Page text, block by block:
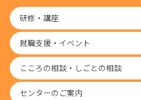
研修・講座
就職支援・イベント
こころの相談・しごとの相談
センターのご案内